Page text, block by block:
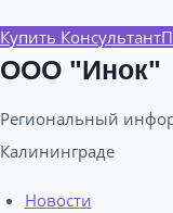
Купить
ООО "Инок"
Региональный
Калининграде​
Новости